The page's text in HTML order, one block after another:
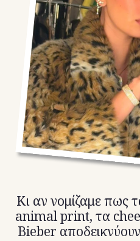
Youtube
TikTok
X(Twitter)
Κι αν νομίζαμε πως
animal print, τα
Bieber